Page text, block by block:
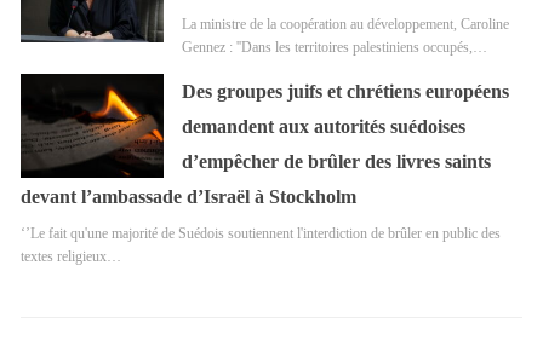
La ministre de la coopération au développement, Caroline
Gennez : ''Dans les territoires palestiniens occupés,…
Des groupes juifs et chrétiens européens
demandent aux autorités suédoises
d’empêcher de brûler des livres saints
devant l’ambassade d’Israël à Stockholm
‘’Le fait qu'une majorité de Suédois soutiennent l'interdiction de brûler en public des
textes religieux…